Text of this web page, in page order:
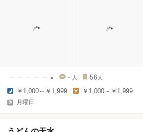
- - 人 56 人
￥1,000～￥1,999 ￥1,000～￥1,999
月曜日